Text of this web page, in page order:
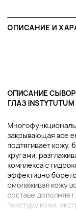
ОПИСАНИЕ И
ОПИСАНИЕ
ГЛАЗ INSTYTUTUM
закрывающая все
подтягивает
кругами,
комплекса с
эффективно
омолаживая кожу
составе
текстуру кожи,